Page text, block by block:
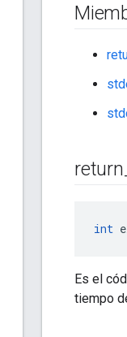
return
int
Es el
tiempo